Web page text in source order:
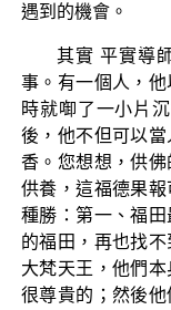
遇到的機會。
其實 平實導
事。有一個人，
時就啣了一小片
後，他不但可以
香。您想想，供
供養，這福德果
種勝：第一、福
的福田，再也找
大梵天王，他們
很尊貴的；然後